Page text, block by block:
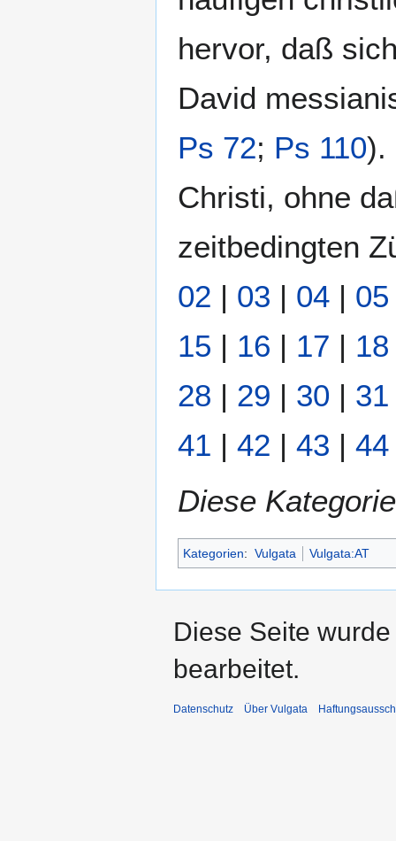
hervor, daß
David
Ps 72; Ps 110).
Christi, ohne
zeitbedingten
02 | 03 | 04 | 05
15 | 16 | 17 | 18
28 | 29 | 30 | 31
41 | 42 | 43 | 44
Diese
Kategorien: Vulgata Vulgata:AT
Diese Seite
bearbeitet.
Datenschutz Über Vulgata